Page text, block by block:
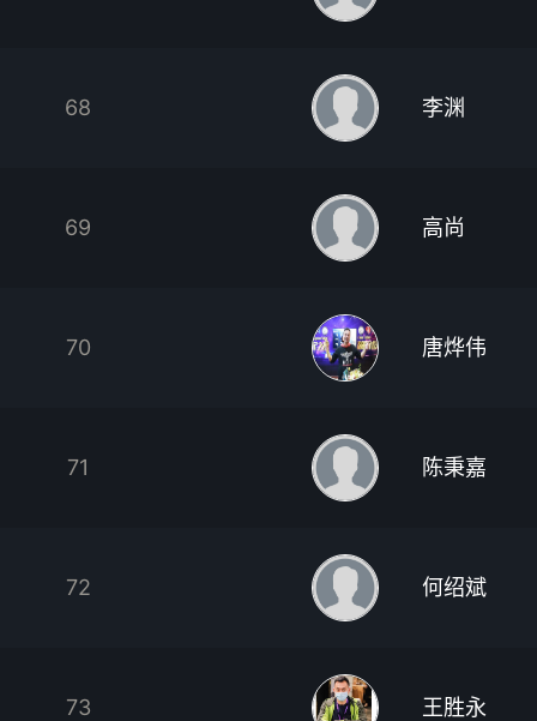
68 李渊
69 高尚
70 唐烨伟
71 陈秉嘉
72 何绍斌
73 王胜永